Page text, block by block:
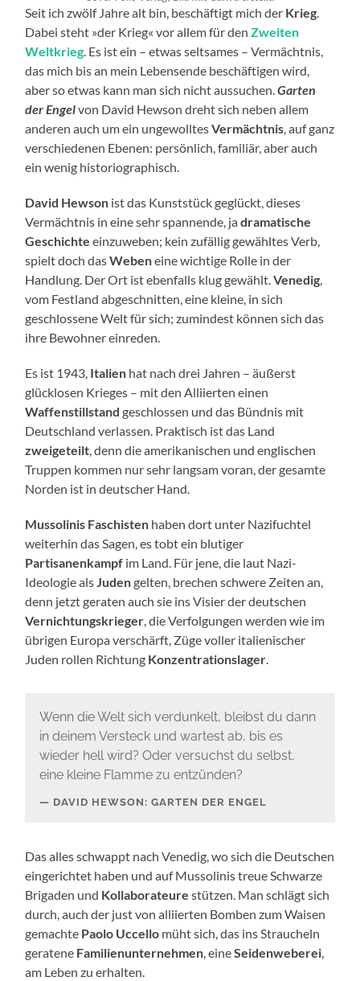
Seit ich zwölf Jahre alt bin, beschäftigt mich der Krieg.
Dabei steht »der Krieg« vor allem für denZweiten
Weltkrieg. Es ist ein – etwas seltsames – Vermächtnis,
das mich bis an mein Lebensende beschäftigen wird,
aber so etwas kann man sich nicht aussuchen.Garten
der Engelvon David Hewson dreht sich neben allem
anderen auch um ein ungewolltesVermächtnis, auf ganz
verschiedenen Ebenen: persönlich, familiär, aber auch
ein wenig historiographisch.
David Hewson ist das Kunststück geglückt, dieses
Vermächtnis in eine sehr spannende, jadramatische
Geschichteeinzuweben; kein zufällig gewähltes Verb,
spielt doch dasWebeneine wichtige Rolle in der
Handlung. Der Ort ist ebenfalls klug gewählt.Venedig,
vom Festland abgeschnitten, eine kleine, in sich
geschlossene Welt für sich; zumindest können sich das
ihre Bewohner einreden.
Es ist 1943, Italien hat nach drei Jahren – äußerst
glücklosen Krieges – mit den Alliierten einen
Waffenstillstandgeschlossen und das Bündnis mit
Deutschland verlassen. Praktisch ist das Land
zweigeteilt, denn die amerikanischen und englischen
Truppen kommen nur sehr langsam voran, der gesamte
Norden ist in deutscher Hand.
Mussolinis Faschisten haben dort unter Nazifuchtel
weiterhin das Sagen, es tobt ein blutiger
Partisanenkampf im Land. Für jene, die laut Nazi-
Ideologie alsJudengelten, brechen schwere Zeiten an,
denn jetzt geraten auch sie ins Visier der deutschen
Vernichtungskrieger, die Verfolgungen werden wie im
übrigen Europa verschärft, Züge voller italienischer
Juden rollen Richtung Konzentrationslager.
Wenn die Welt sich verdunkelt, bleibst du dann
in deinem Versteck und wartest ab, bis es
wieder hell wird? Oder versuchst du selbst,
eine kleine Flamme zu entzünden?
DAVID HEWSON: GARTEN DER ENGEL
Das alles schwappt nach Venedig, wo sich die Deutschen
eingerichtet haben und auf Mussolinis treue Schwarze
Brigaden und Kollaborateurestützen. Man schlägt sich
durch, auch der just von alliierten Bomben zum Waisen
gemachte Paolo Uccello müht sich, das ins Straucheln
geratene Familienunternehmen, eineSeidenweberei,
am Leben zu erhalten.